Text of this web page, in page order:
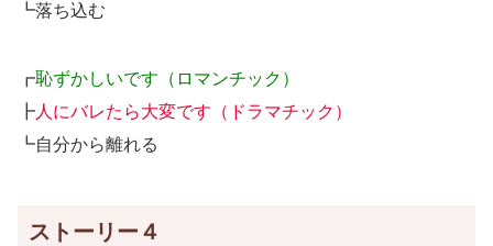
┗落ち込む
┏恥ずかしいです（ロマンチック）
┣人にバレたら大変です（ドラマチック）
┗自分から離れる
ストーリー４